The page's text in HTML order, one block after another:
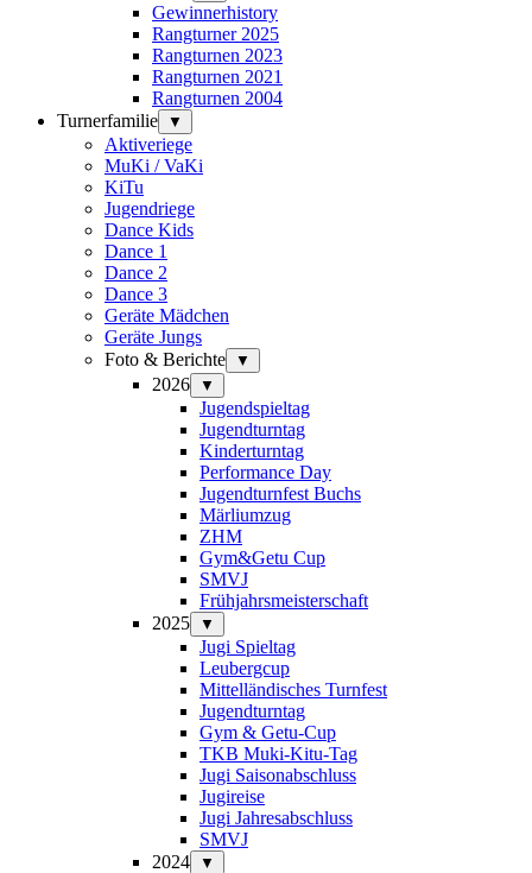
Gewinnerhistory
Rangturner 2025
Rangturnen 2023
Rangturnen 2021
Rangturnen 2004
Turnerfamilie
▼
Aktiveriege
MuKi / VaKi
KiTu
Jugendriege
Dance Kids
Dance 1
Dance 2
Dance 3
Geräte Mädchen
Geräte Jungs
Foto & Berichte
▼
2026 ▼
Jugendspieltag
Jugendturntag
Kinderturntag
Performance Day
Jugendturnfest Buchs
Märliumzug
ZHM
Gym&Getu Cup
SMVJ
Frühjahrsmeisterschaft
2025
▼
Jugi Spieltag
Leubergcup
Mittelländisches Turnfest
Jugendturntag
Gym & Getu-Cup
TKB Muki-Kitu-Tag
Jugi Saisonabschluss
Jugireise
Jugi Jahresabschluss
SMVJ
2024
▼